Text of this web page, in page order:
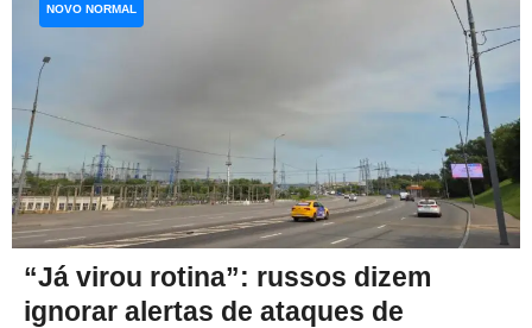
“Já virou rotina”: russos dizem
ignorar alertas de ataques de
NOVO NORMAL